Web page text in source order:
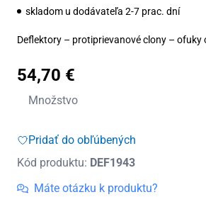
skladom u dodávateľa 2-7 prac. dní
Deflektory – protiprievanové clony – ofuky
54,70 €
Množstvo
množstvo
Heko
3
HTB
Pridať do obľúbených
Kód produktu: DEF1943
Máte otázku k produktu?